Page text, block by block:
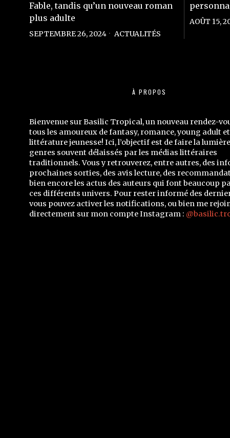
Fable, tandis qu’un nouveau roman
plus adulte
SEPTEMBRE 26, 2024 ACTUALITÉS
AOÛT 15,
À PROPOS
Bienvenue sur Basilic Tropical, un nouveau rendez-
tous les amoureux de fantasy, romance, young adult et
littérature jeunesse! Ici, l’objectif est de faire la
genres souvent délaissés par les médias littéraires
traditionnels. Vous y retrouverez, entre autres, des
prochaines sorties, des avis lecture, des
bien encore les actus des auteurs qui font beaucoup
ces différents univers. Pour rester informé des
vous pouvez activer les notifications, ou bien me
directement sur mon compte Instagram :